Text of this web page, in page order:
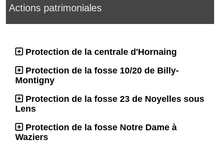
Actions patrimoniales
Protection de la centrale d'Hornaing
Protection de la fosse 10/20 de Billy-
Montigny
Protection de la fosse 23 de Noyelles sous
Lens
Protection de la fosse Notre Dame à
Waziers